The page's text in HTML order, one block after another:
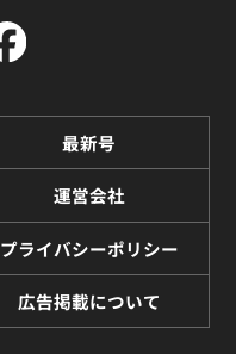
最新号
運営会社
プライバシーポリシー
広告掲載について